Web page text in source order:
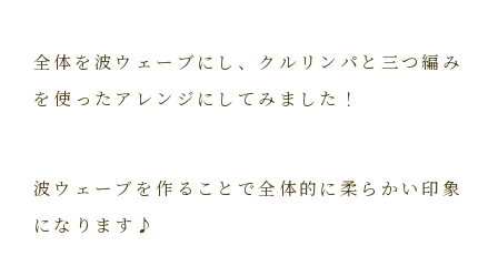
全体を波ウェーブにし、クルリンパと三つ編み
を使ったアレンジにしてみました！
波ウェーブを作ることで全体的に柔らかい印象
になります♪